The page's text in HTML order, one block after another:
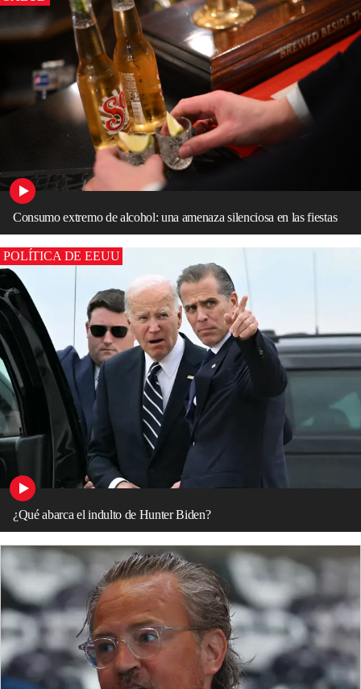
Consumo extremo de alcohol: una amenaza silenciosa en las fiestas
POLÍTICA DE EEUU
¿Qué abarca el indulto de Hunter Biden?